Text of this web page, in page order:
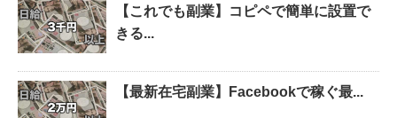
【これでも副業】コピペで簡単に設置で
きる...
【最新在宅副業】Facebookで稼ぐ最...